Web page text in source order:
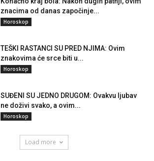
znacima od danas započinje...
Horoskop
TEŠKI RASTANCI SU PRED NJIMA: Ovim
znakovima će srce biti u...
Horoskop
SUĐENI SU JEDNO DRUGOM: Ovakvu ljubav
ne doživi svako, a ovim...
Horoskop
Load more